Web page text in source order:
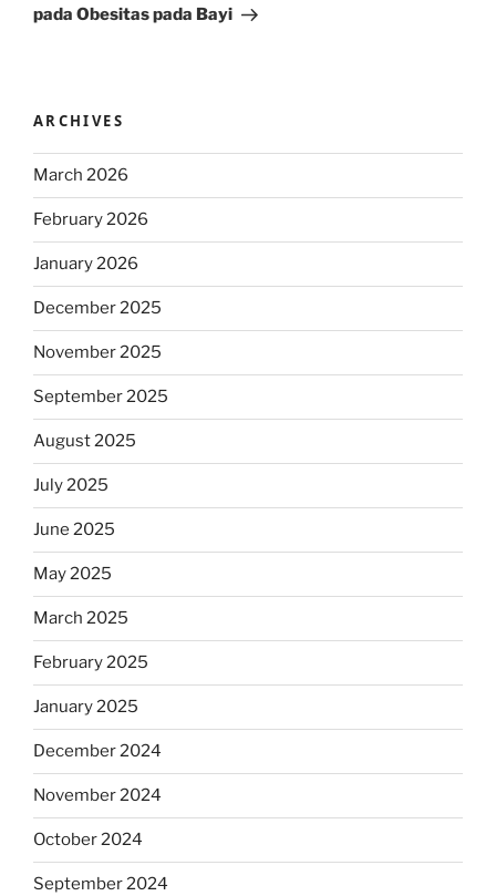
pada Obesitas pada Bayi
ARCHIVES
March 2026
February 2026
January 2026
December 2025
November 2025
September 2025
August 2025
July 2025
June 2025
May 2025
March 2025
February 2025
January 2025
December 2024
November 2024
October 2024
September 2024